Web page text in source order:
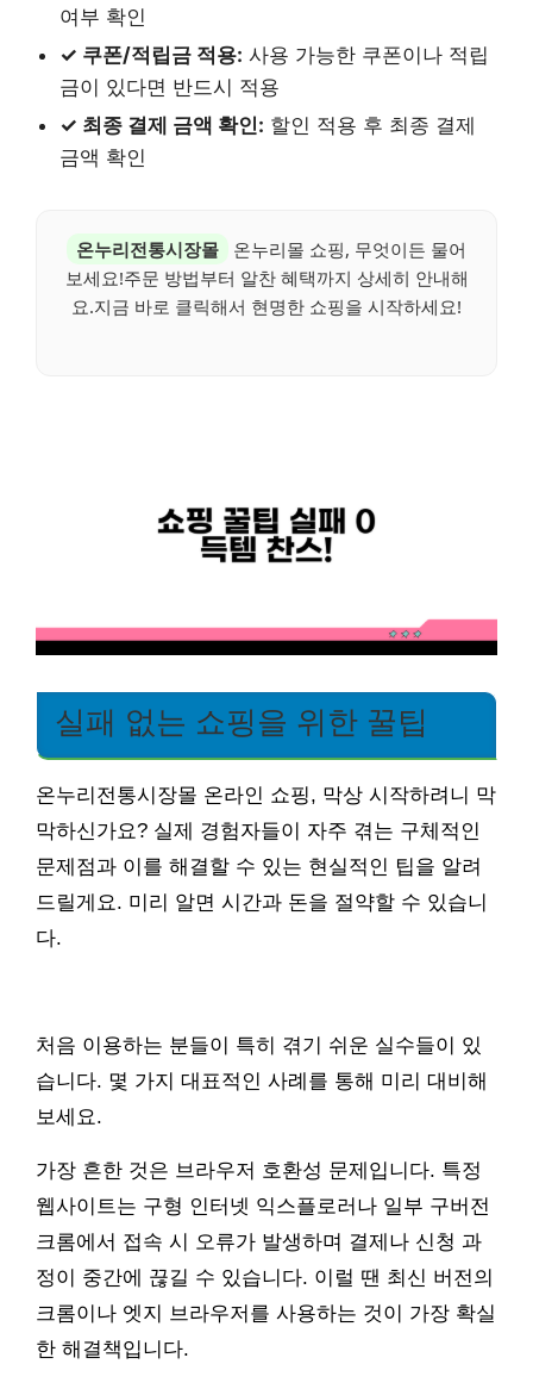
여부 확인
✓ 쿠폰/적립금 적용: 사용 가능한 쿠폰이나 적립
금이 있다면 반드시 적용
✓ 최종 결제 금액 확인: 할인 적용 후 최종 결제
금액 확인
온누리전통시장몰
온누리몰 쇼핑, 무엇이든 물어
보세요!주문 방법부터 알찬 혜택까지 상세히 안내해
요.지금 바로 클릭해서 현명한 쇼핑을 시작하세요!
실패 없는 쇼핑을 위한 꿀팁
온누리전통시장몰 온라인 쇼핑, 막상 시작하려니 막
막하신가요? 실제 경험자들이 자주 겪는 구체적인
문제점과 이를 해결할 수 있는 현실적인 팁을 알려
드릴게요. 미리 알면 시간과 돈을 절약할 수 있습니
다.
처음 이용하는 분들이 특히 겪기 쉬운 실수들이 있
습니다. 몇 가지 대표적인 사례를 통해 미리 대비해
보세요.
가장 흔한 것은 브라우저 호환성 문제입니다. 특정
웹사이트는 구형 인터넷 익스플로러나 일부 구버전
크롬에서 접속 시 오류가 발생하며 결제나 신청 과
정이 중간에 끊길 수 있습니다. 이럴 땐 최신 버전의
크롬이나 엣지 브라우저를 사용하는 것이 가장 확실
한 해결책입니다.